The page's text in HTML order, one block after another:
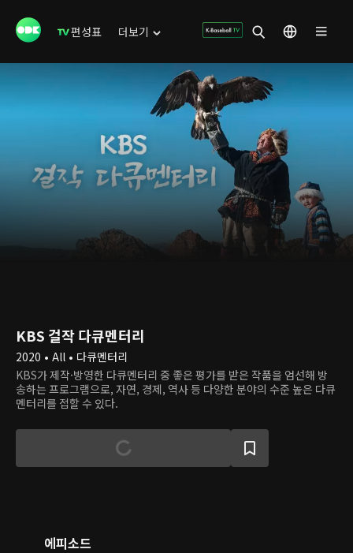
편성표 더보기
KBS 걸작 다큐멘터리
2020 • All • 다큐멘터리
KBS가 제작·방영한 다큐멘터리 중 좋은 평가를 받은 작품을 엄선해 방
송하는 프로그램으로, 자연, 경제, 역사 등 다양한 분야의 수준 높은 다큐
멘터리를 접할 수 있다.
에피소드